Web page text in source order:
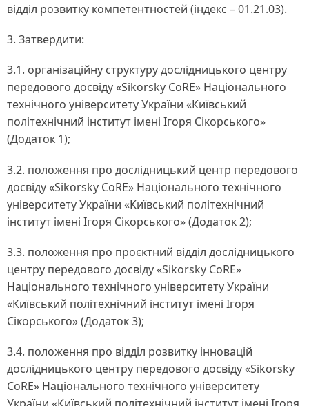
відділ розвитку компетентностей (індекс – 01.21.03).
3. Затвердити:
3.1. організаційну структуру дослідницького центру
передового досвіду «Sikorsky CoRE» Національного
технічного університету України «Київський
політехнічний інститут імені Ігоря Сікорського»
(Додаток 1);
3.2. положення про дослідницький центр передового
досвіду «Sikorsky CoRE» Національного технічного
університету України «Київський політехнічний
інститут імені Ігоря Сікорського» (Додаток 2);
3.3. положення про проєктний відділ дослідницького
центру передового досвіду «Sikorsky CoRE»
Національного технічного університету України
«Київський політехнічний інститут імені Ігоря
Сікорського» (Додаток 3);
3.4. положення про відділ розвитку інновацій
дослідницького центру передового досвіду «Sikorsky
CoRE» Національного технічного університету